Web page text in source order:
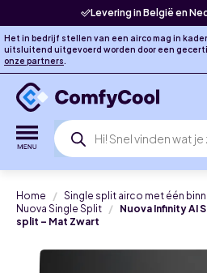
Levering in België en
Het in bedrijf stellen van een airco mag in
uitsluitend uitgevoerd worden door een
onze partners.
Producten
zoeken
Home
Single split airco met één
Nuova Single Split
Nuova Infinity AI
split – Mat Zwart